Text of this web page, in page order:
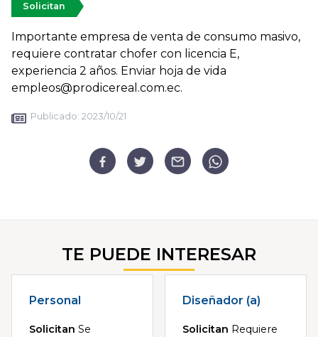
Solicitan
Importante empresa de venta de consumo masivo,
requiere contratar chofer con licencia E,
experiencia 2 años. Enviar hoja de vida
empleos@prodicereal.com.ec.
Publicado: 2023/10/21
TE PUEDE INTERESAR
Personal
Solicitan Se
Diseñador (a)
Solicitan Requiere